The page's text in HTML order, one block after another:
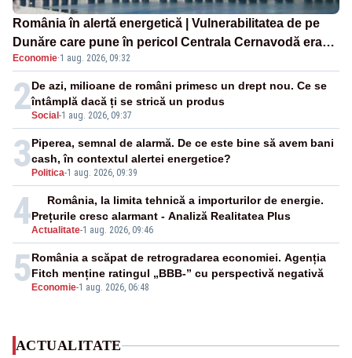
România în alertă energetică | Vulnerabilitatea de pe
Dunăre care pune în pericol Centrala Cernavodă era
cunoscută de pe vremea lui Ceaușescu
Economie·1 aug. 2026, 09:32
2Social -1 aug. 2026, 09:37
De azi, milioane de români primesc un drept nou. Ce se
întâmplă dacă ți se strică un produs
3 Politica-1 aug. 2026, 09:39
Piperea, semnal de alarmă. De ce este bine să avem bani
cash, în contextul alertei energetice?
4Actualitate-1 aug. 2026, 09:46
România, la limita tehnică a importurilor de energie.
Prețurile cresc alarmant - Analiză Realitatea Plus
5 Economie-1 aug. 2026, 06:48
România a scăpat de retrogradarea economiei. Agenția
Fitch menține ratingul „BBB-” cu perspectivă negativă
ACTUALITATE